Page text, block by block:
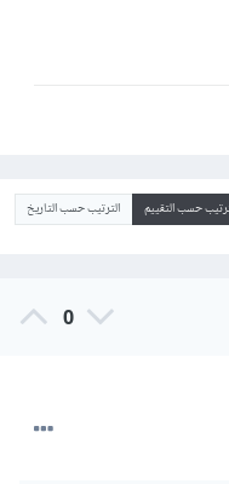
حسب التقييم الترتيب حسب التاريخ
0